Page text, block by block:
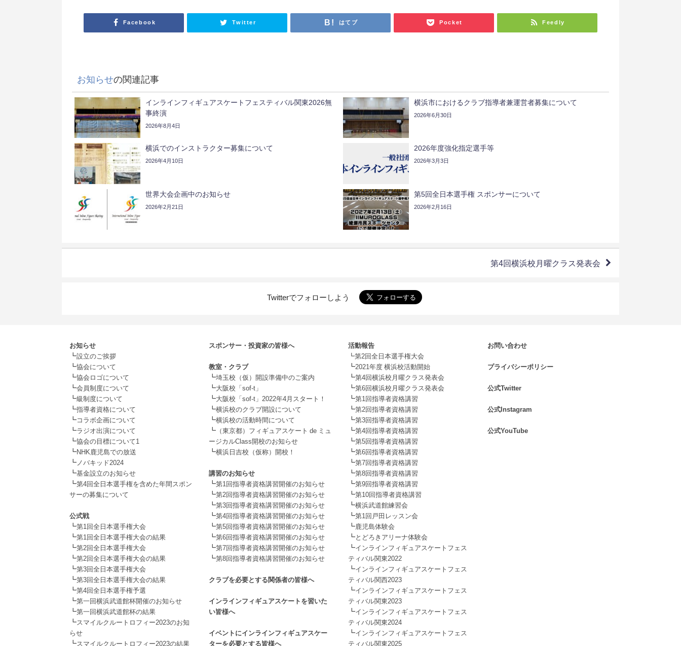
Facebook Twitter はてブ Pocket Feedly
お知らせの関連記事
インラインフィギュアスケートフェスティバル関東2026無
事終演
2026年8月4日
横浜市におけるクラブ指導者兼運営者募集について
2026年6月30日
横浜でのインストラクター募集について
2026年4月10日
2026年度強化指定選手等
2026年3月3日
世界大会企画中のお知らせ
2026年2月21日
第5回全日本選手権 スポンサーについて
2026年2月16日
第4回横浜校月曜クラス発表会
Twitterでフォローしよう
お知らせ
┗設立のご挨拶
┗協会について
┗協会ロゴについて
┗会員制度について
┗級制度について
┗指導者資格について
┗コラボ企画について
┗ラジオ出演について
┗協会の目標について1
┗NHK鹿児島での放送
┗ ノバキッド2024
┗基金設立のお知らせ
┗第4回全日本選手権を含めた年間スポン
サーの募集について
公式戦
┗第1回全日本選手権大会
┗第1回全日本選手権大会の結果
┗第2回全日本選手権大会
┗第2回全日本選手権大会の結果
┗第3回全日本選手権大会
┗第3回全日本選手権大会の結果
┗第4回全日本選手権予選
┗第一回横浜武道館杯開催のお知らせ
┗第一回横浜武道館杯の結果
┗スマイルクルートロフィー2023のお知
らせ
┗スマイルクルートロフィー2023の結果
スポンサー・投資家の皆様へ
教室・クラブ
┗埼玉校（仮）開設準備中のご案内
┗大阪校「sof-t」
┗大阪校「sof-t」2022年4月スタート！
┗横浜校のクラブ開設について
┗横浜校の活動時間について
┗ （東京都）フィギュアスケート de ミュ
ージカルClass開校のお知らせ
┗横浜日吉校（仮称）開校！
講習のお知らせ
┗第1回指導者資格講習開催のお知らせ
┗第2回指導者資格講習開催のお知らせ
┗第3回指導者資格講習開催のお知らせ
┗第4回指導者資格講習開催のお知らせ
┗第5回指導者資格講習開催のお知らせ
┗第6回指導者資格講習開催のお知らせ
┗第7回指導者資格講習開催のお知らせ
┗第8回指導者資格講習開催のお知らせ
クラブを必要とする関係者の皆様へ
インラインフィギュアスケートを習いた
い皆様へ
イベントにインラインフィギュアスケー
ターを必要とする皆様へ
活動報告
┗第2回全日本選手権大会
┗2021年度 横浜校活動開始
┗第4回横浜校月曜クラス発表会
┗第6回横浜校月曜クラス発表会
┗第1回指導者資格講習
┗第2回指導者資格講習
┗第3回指導者資格講習
┗第4回指導者資格講習
┗第5回指導者資格講習
┗第6回指導者資格講習
┗第7回指導者資格講習
┗第8回指導者資格講習
┗第9回指導者資格講習
┗第10回指導者資格講習
┗横浜武道館練習会
┗第1回戸田レッスン会
┗鹿児島体験会
┗とどろきアリーナ体験会
┗インラインフィギュアスケートフェス
ティバル関東2022
┗インラインフィギュアスケートフェス
ティバル関西2023
┗インラインフィギュアスケートフェス
ティバル関東2023
┗インラインフィギュアスケートフェス
ティバル関東2024
┗インラインフィギュアスケートフェス
ティバル関東2025
お問い合わせ
プライバシーポリシー
公式Twitter
公式Instagram
公式YouTube